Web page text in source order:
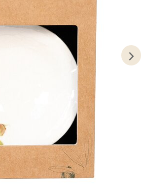
18
og Sandnes - Kilden Senter
16, 4016 Stavanger
18
og Sandnes - Kvadrat
1, 4313 Sandnes